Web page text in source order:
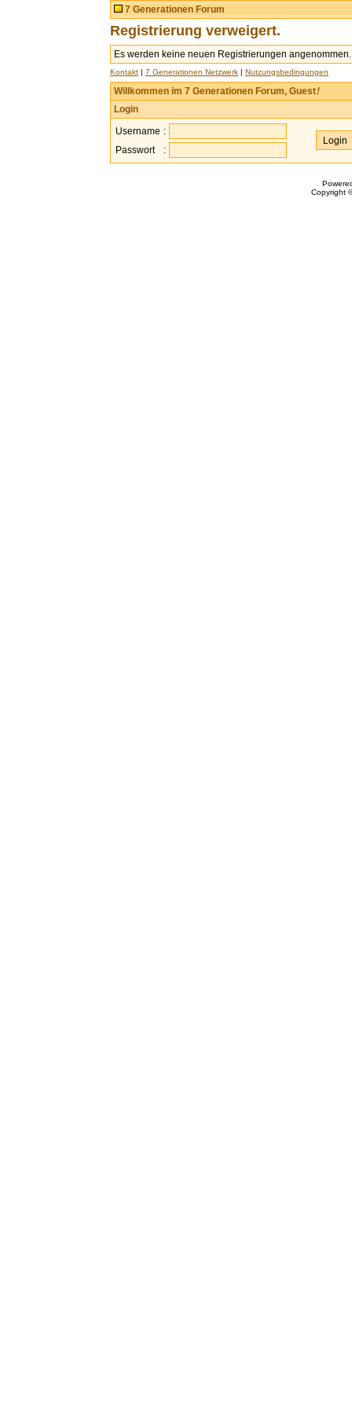
7 Generationen Forum
Registrierung verweigert.
Es werden keine neuen Registrierungen angenommen.
Kontakt | 7 Generationen Netzwerk | Nutzungsbedingungen
Willkommen im 7 Generationen Forum, Guest!
Login
Username :
Passwort
:
Copyright